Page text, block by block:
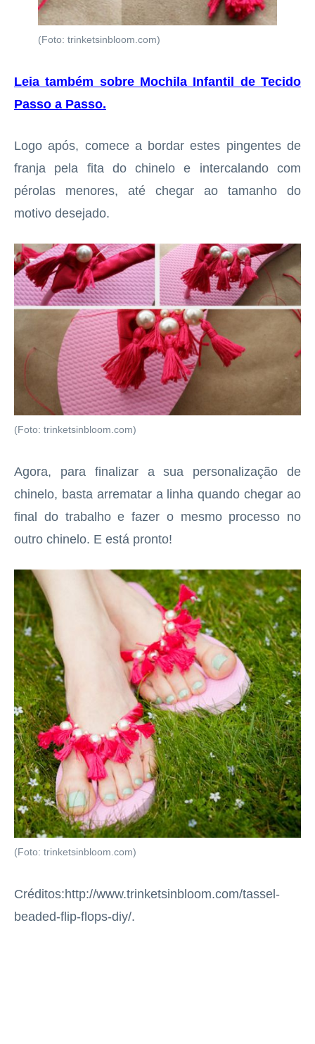
(Foto: trinketsinbloom.com)
Leia também sobre Mochila Infantil de Tecido
Passo a Passo.
Logo após, comece a bordar estes pingentes de
franja pela fita do chinelo e intercalando com
pérolas menores, até chegar ao tamanho do
motivo desejado.
(Foto: trinketsinbloom.com)
Agora, para finalizar a sua personalização de
chinelo, basta arrematar a linha quando chegar ao
final do trabalho e fazer o mesmo processo no
outro chinelo. E está pronto!
(Foto: trinketsinbloom.com)
Créditos:http://www.trinketsinbloom.com/tassel-
beaded-flip-flops-diy/.